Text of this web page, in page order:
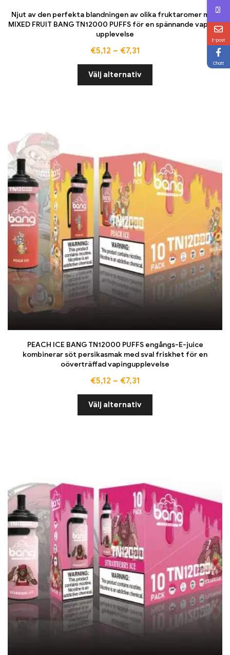
Njut av den perfekta blandningen av olika fruktaromer med
MIXED FRUIT BANG TN12000 PUFFS för en spännande vaping-
upplevelse
€5,12 – €7,31
Välj alternativ
PEACH ICE BANG TN12000 PUFFS engångs-E-juice
kombinerar söt persikasmak med sval friskhet för en
oöverträffad vapingupplevelse
€5,12 – €7,31
Välj alternativ
E-post
Chatt